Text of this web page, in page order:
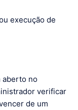
execução de
aberto no
verificar
de um